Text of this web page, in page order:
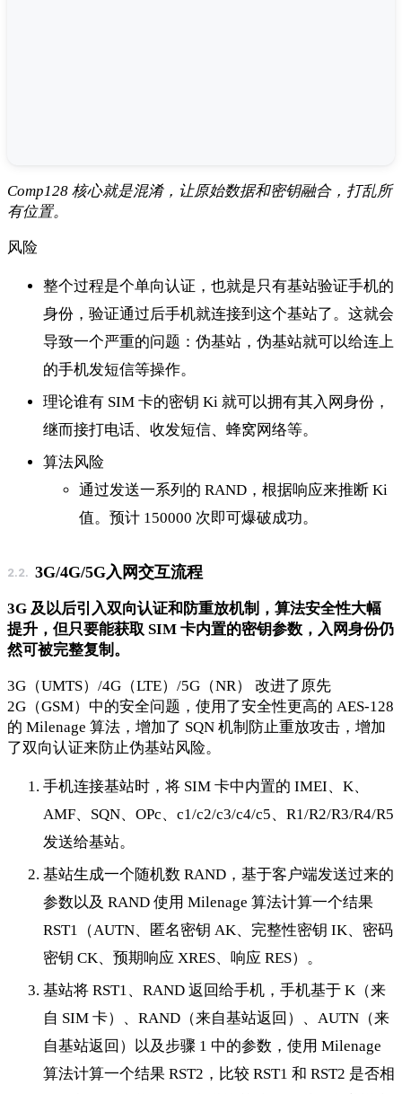
Comp128 核心就是混淆，让原始数据和密钥融合，打乱所
有位置。
风险
整个过程是个单向认证，也就是只有基站验证手机的
身份，验证通过后手机就连接到这个基站了。这就会
导致一个严重的问题：伪基站，伪基站就可以给连上
的手机发短信等操作。
理论谁有 SIM 卡的密钥 Ki 就可以拥有其入网身份，
继而接打电话、收发短信、蜂窝网络等。
算法风险
通过发送一系列的 RAND，根据响应来推断 Ki
值。预计 150000 次即可爆破成功。
3G/4G/5G入网交互流程
3G 及以后引入双向认证和防重放机制，算法安全性大幅
提升，但只要能获取 SIM 卡内置的密钥参数，入网身份仍
然可被完整复制。
3G（UMTS）/4G（LTE）/5G（NR） 改进了原先
2G（GSM）中的安全问题，使用了安全性更高的 AES-128
的 Milenage 算法，增加了 SQN 机制防止重放攻击，增加
了双向认证来防止伪基站风险。
手机连接基站时，将 SIM 卡中内置的 IMEI、K、
AMF、SQN、OPc、c1/c2/c3/c4/c5、R1/R2/R3/R4/R5
发送给基站。
基站生成一个随机数 RAND，基于客户端发送过来的
参数以及 RAND 使用 Milenage 算法计算一个结果
RST1（AUTN、匿名密钥 AK、完整性密钥 IK、密码
密钥 CK、预期响应 XRES、响应 RES）。
基站将 RST1、RAND 返回给手机，手机基于 K（来
自 SIM 卡）、RAND（来自基站返回）、AUTN（来
自基站返回）以及步骤 1 中的参数，使用 Milenage
算法计算一个结果 RST2，比较 RST1 和 RST2 是否相